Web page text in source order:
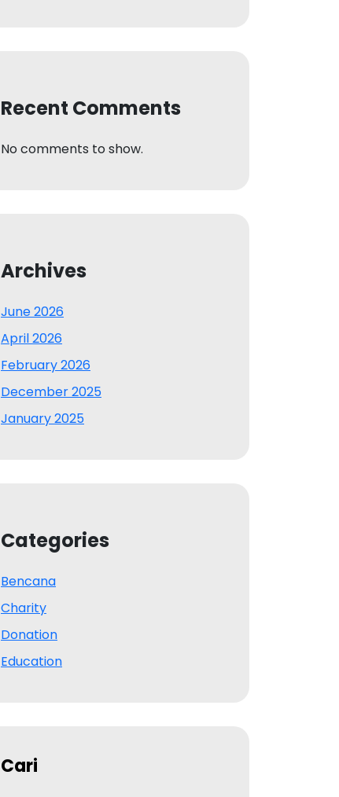
Recent Comments
No comments to show.
Archives
June 2026
April 2026
February 2026
December 2025
January 2025
Categories
Bencana
Charity
Donation
Education
Cari